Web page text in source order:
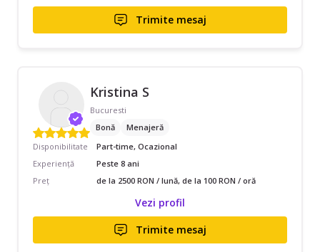
Trimite mesaj
Kristina S
Bucuresti
Bonă
Menajeră
Disponibilitate
Part-time, Ocazional
Experiență
Peste 8 ani
Preț
de la 2500 RON / lună, de la 100 RON / oră
Vezi profil
Trimite mesaj